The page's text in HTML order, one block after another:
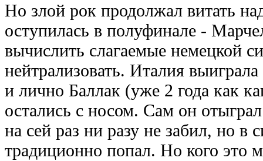
Но злой рок продолжал витать
оступилась в полуфинале -
вычислить слагаемые немецкой
нейтрализовать. Италия
и лично Баллак (уже 2 года как
остались с носом. Сам он
на сей раз ни разу не забил, но
традиционно попал. Но кого это